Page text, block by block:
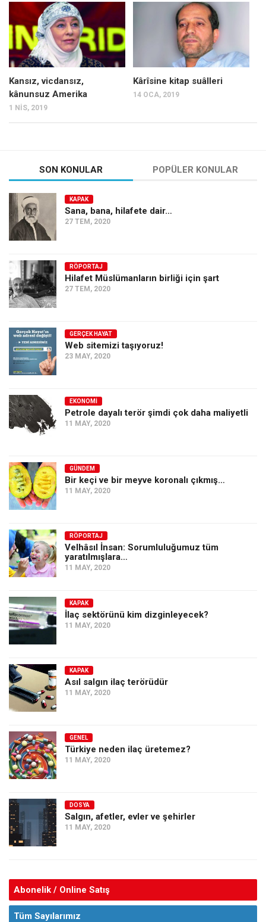
Mehmet Ali Tekin
Abir E. Nahas
Amina S. Jenenkovic
Bağdagül Öz
Esra Elönü
Kategoriler
Kültür Sanat
Kitap
Karisi kitap sualleri
7 soruda bu hafta
Ekonomi
Spor
Sağlık
Gıda-Beslenme
Türkiye
Siyaset
Dünya
Asya
Amerika
Avustralya
Tarih
Düşünce
Dosyalar
Kansız, vicdansız,
kânunsuz Amerika
1 NIS, 2019
Kârîsine kitap suâlleri
14 OCA, 2019
SON KONULAR POPÜLER KONULAR
KAPAK
Sana, bana, hilafete dair…
27 TEM, 2020
RÖPORTAJ
Hilafet Müslümanların birliği için şart
27 TEM, 2020
GERÇEK HAYAT
Web sitemizi taşıyoruz!
23 MAY, 2020
EKONOMI
Petrole dayalı terör şimdi çok daha maliyetli
11 MAY, 2020
GÜNDEM
Bir keçi ve bir meyve koronalı çıkmış…
11 MAY, 2020
RÖPORTAJ
Velhâsıl İnsan: Sorumluluğumuz tüm
yaratılmışlara…
11 MAY, 2020
KAPAK
İlaç sektörünü kim dizginleyecek?
11 MAY, 2020
KAPAK
Asıl salgın ilaç terörüdür
11 MAY, 2020
GENEL
Türkiye neden ilaç üretemez?
11 MAY, 2020
DOSYA
Salgın, afetler, evler ve şehirler
11 MAY, 2020
Abonelik / Online Satış
Tüm Sayılarımız